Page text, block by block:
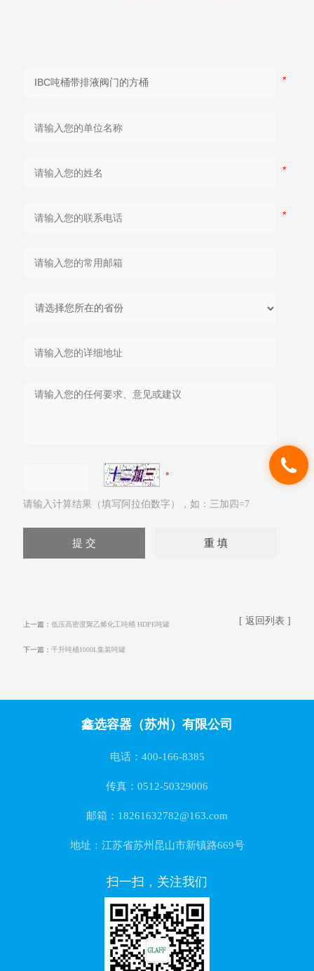
请输入计算结果（填写阿拉伯数字），如：三加四=7
上一篇： 低压高密度聚乙烯化工吨桶 HDPE吨罐
下一篇： 千升吨桶1000L集装吨罐
[ 返回列表 ]
鑫选容器（苏州）有限公司
电话：400-166-8385
传真：0512-50329006
邮箱：18261632782@163.com
地址：江苏省苏州昆山市新镇路669号
扫一扫，关注我们